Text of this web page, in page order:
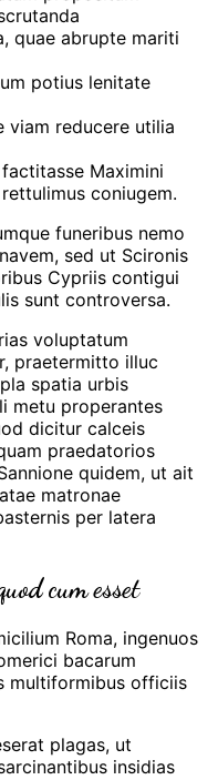
quae abrupte mariti
potius lenitate
viam reducere utilia
Maximini
coniugem.
funeribus nemo
sed ut Scironis
Cypriis contigui
sunt controversa.
voluptatum
praetermitto illuc
spatia urbis
metu properantes
dicitur calceis
praedatorios
quidem, ut ait
matronae
per latera
cum esset
Roma, ingenuos
bacarum
multiformibus officiis
plagas, ut
insidias